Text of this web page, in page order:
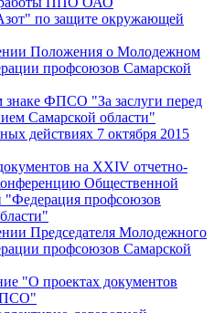
по защите окружающей
Положения о Молодежном
профсоюзов Самарской
знаке ФПСО "За заслуги перед
Самарской области"
действиях 7 октября 2015
на XXIV отчетно-
Общественной
"Федерация профсоюзов
Председателя Молодежного
профсоюзов Самарской
"О проектах документов